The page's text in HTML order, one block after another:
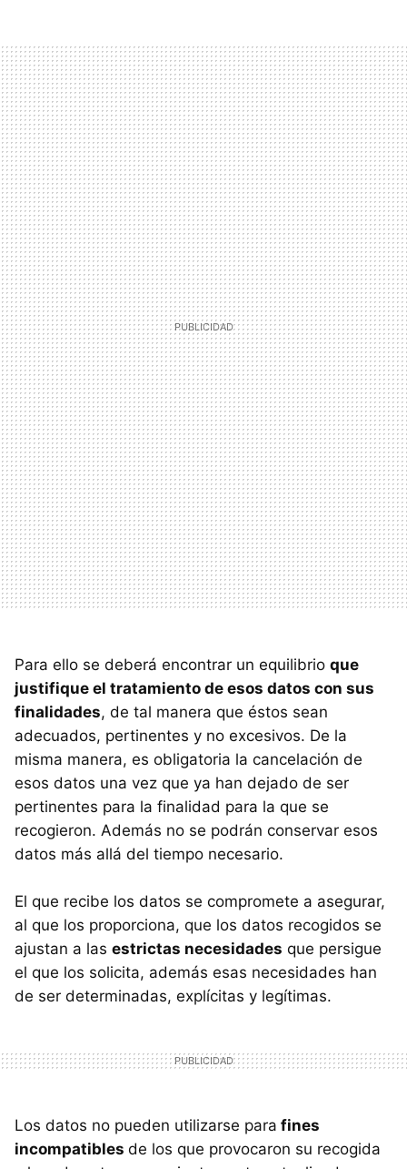
Para ello se deberá encontrar un equilibrio que
justifique el tratamiento de esos datos con sus
finalidades, de tal manera que éstos sean
adecuados, pertinentes y no excesivos. De la
misma manera, es obligatoria la cancelación de
esos datos una vez que ya han dejado de ser
pertinentes para la finalidad para la que se
recogieron. Además no se podrán conservar esos
datos más allá del tiempo necesario.
El que recibe los datos se compromete a asegurar,
al que los proporciona, que los datos recogidos se
ajustan a las estrictas necesidades que persigue
el que los solicita, además esas necesidades han
de ser determinadas, explícitas y legítimas.
Los datos no pueden utilizarse para fines
incompatibles de los que provocaron su recogida